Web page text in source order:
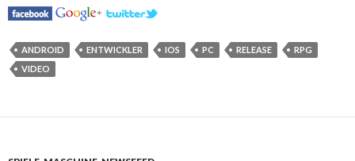
ANDROID ENTWICKLER IOS PC RELEASE
RPG
VIDEO